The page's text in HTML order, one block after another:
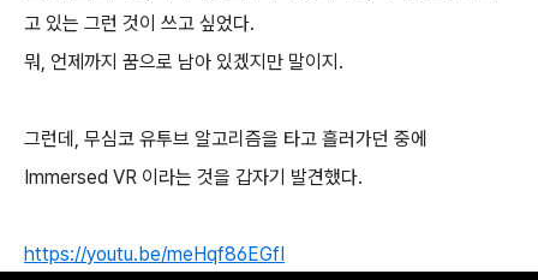
고 있는 그런 것이 쓰고 싶었다.
뭐, 언제까지 꿈으로 남아 있겠지만 말이지.
그런데, 무심코 유투브 알고리즘을 타고 흘러가던 중에
Immersed VR 이라는 것을 갑자기 발견했다.
https://youtu.be/meHqf86EGfI